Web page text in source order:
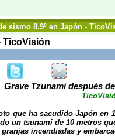
sismo 8.9º en Japón -
TicoVisión
Grave Tzunami después
que ha sacudido Japón en
un tsunami de 10 metros
granjas incendiadas y